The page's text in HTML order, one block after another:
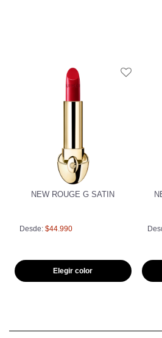
NEW ROUGE G SATIN
Desde: $44.990
Elegir color